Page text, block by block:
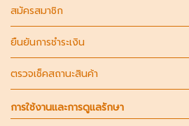
สมัครสมาชิก
ยืนยันการชำระเงิน
ตรวจเช็คสถานะสินค้า
การใช้งานและการดูแลรักษา